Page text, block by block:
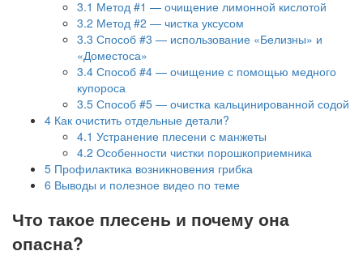
3.1 Метод #1 — очищение лимонной кислотой
3.2 Метод #2 — чистка уксусом
3.3 Способ #3 — использование «Белизны» и
«Доместоса»
3.4 Способ #4 — очищение с помощью медного
купороса
3.5 Способ #5 — очистка кальцинированной содой
4 Как очистить отдельные детали?
4.1 Устранение плесени с манжеты
4.2 Особенности чистки порошкоприемника
5 Профилактика возникновения грибка
6 Выводы и полезное видео по теме
Что такое плесень и почему она
опасна?